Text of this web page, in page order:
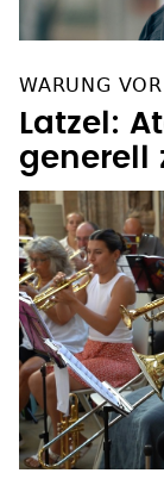
WARUNG
Latzel:
generell